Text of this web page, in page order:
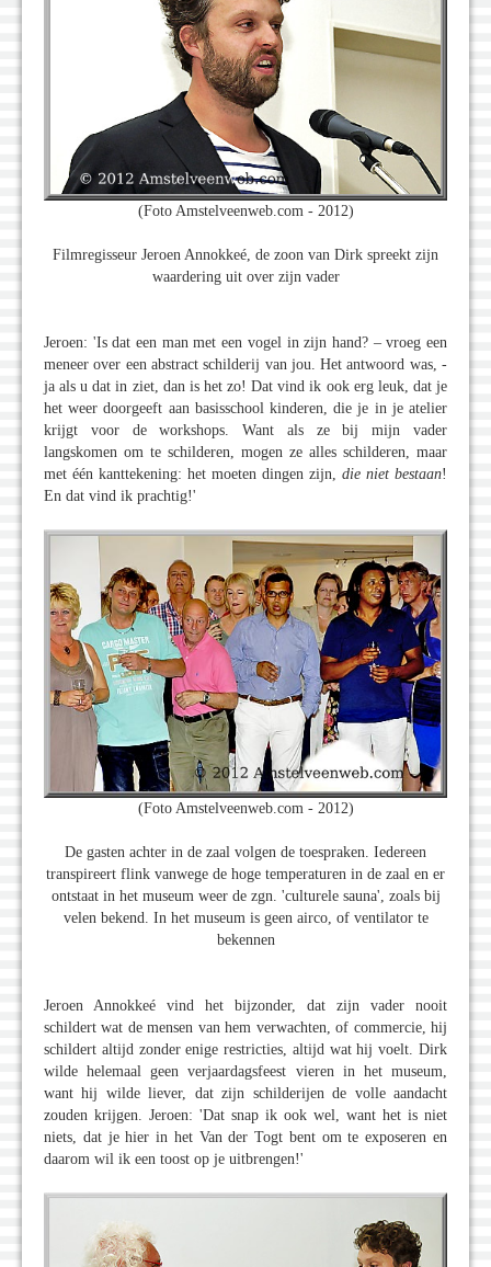
(Foto Amstelveenweb.com - 2012)
Filmregisseur Jeroen Annokkeé, de zoon van Dirk spreekt zijn
waardering uit over zijn vader
Jeroen: 'Is dat een man met een vogel in zijn hand? – vroeg een
meneer over een abstract schilderij van jou. Het antwoord was, -
ja als u dat in ziet, dan is het zo! Dat vind ik ook erg leuk, dat je
het weer doorgeeft aan basisschool kinderen, die je in je atelier
krijgt voor de workshops. Want als ze bij mijn vader
langskomen om te schilderen, mogen ze alles schilderen, maar
met één kanttekening: het moeten dingen zijn, die niet bestaan!
En dat vind ik prachtig!'
(Foto Amstelveenweb.com - 2012)
De gasten achter in de zaal volgen de toespraken. Iedereen
transpireert flink vanwege de hoge temperaturen in de zaal en er
ontstaat in het museum weer de zgn. 'culturele sauna', zoals bij
velen bekend. In het museum is geen airco, of ventilator te
bekennen
Jeroen Annokkeé vind het bijzonder, dat zijn vader nooit
schildert wat de mensen van hem verwachten, of commercie, hij
schildert altijd zonder enige restricties, altijd wat hij voelt. Dirk
wilde helemaal geen verjaardagsfeest vieren in het museum,
want hij wilde liever, dat zijn schilderijen de volle aandacht
zouden krijgen. Jeroen: 'Dat snap ik ook wel, want het is niet
niets, dat je hier in het Van der Togt bent om te exposeren en
daarom wil ik een toost op je uitbrengen!'